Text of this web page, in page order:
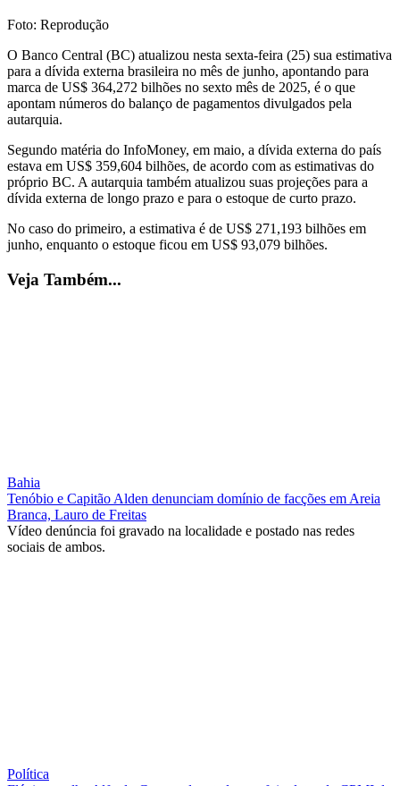
Foto: Reprodução
O Banco Central (BC) atualizou nesta sexta-feira (25) sua estimativa
para a dívida externa brasileira no mês de junho, apontando para
marca de US$ 364,272 bilhões no sexto mês de 2025, é o que
apontam números do balanço de pagamentos divulgados pela
autarquia.
Segundo matéria do InfoMoney, em maio, a dívida externa do país
estava em US$ 359,604 bilhões, de acordo com as estimativas do
próprio BC. A autarquia também atualizou suas projeções para a
dívida externa de longo prazo e para o estoque de curto prazo.
No caso do primeiro, a estimativa é de US$ 271,193 bilhões em
junho, enquanto o estoque ficou em US$ 93,079 bilhões.
Veja Também...
Bahia
Tenóbio e Capitão Alden denunciam domínio de facções em Areia
Branca, Lauro de Freitas
Vídeo denúncia foi gravado na localidade e postado nas redes
sociais de ambos.
Política